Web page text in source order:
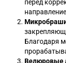
перед
Благодаря
Велюровые